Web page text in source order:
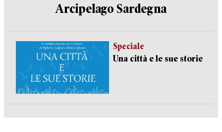
Arcipelago Sardegna
Speciale
Una città e le sue storie